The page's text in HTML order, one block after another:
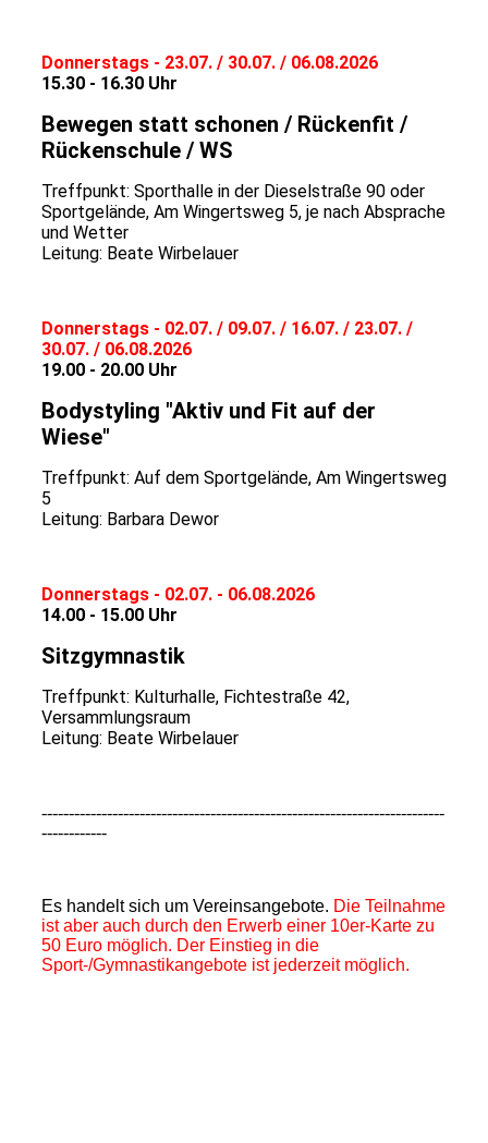
Donnerstags - 23.07. / 30.07. / 06.08.2026
15.30 - 16.30 Uhr
Bewegen statt schonen / Rückenfit /
Rückenschule / WS
Treffpunkt: Sporthalle in der Dieselstraße 90 oder
Sportgelände, Am Wingertsweg 5, je nach Absprache
und Wetter
Leitung: Beate Wirbelauer
Donnerstags - 02.07. / 09.07. / 16.07. / 23.07. /
30.07. / 06.08.2026
19.00 - 20.00 Uhr
Bodystyling "Aktiv und Fit auf der
Wiese"
Treffpunkt: Auf dem Sportgelände, Am Wingertsweg
5
Leitung: Barbara Dewor
Donnerstags - 02.07. - 06.08.2026
14.00 - 15.00 Uhr
Sitzgymnastik
Treffpunkt: Kulturhalle, Fichtestraße 42,
Versammlungsraum
Leitung: Beate Wirbelauer
--------------------------------------------------------------------------
------------
Es handelt sich um Vereinsangebote. Die Teilnahme
ist aber auch durch den Erwerb einer 10er-Karte zu
50 Euro möglich. Der Einstieg in die
Sport-/Gymnastikangebote ist jederzeit möglich.